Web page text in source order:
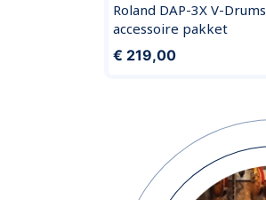
Roland DAP-3X V-Drums
accessoire pakket
€ 219,00